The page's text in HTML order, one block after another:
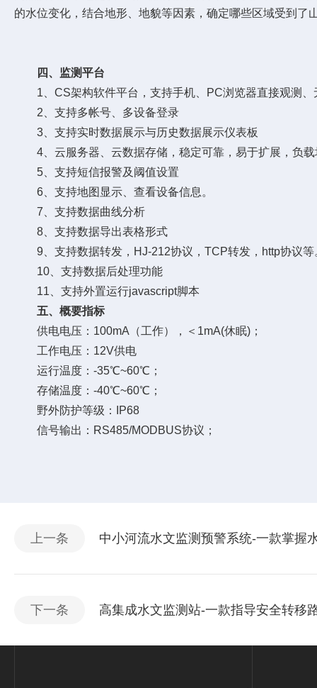
的水位变化，结合地形、地貌等因素，确定哪些区域受到
四、监测平台
1、CS架构软件平台，支持手机、PC浏览器直接观测、
2、支持多帐号、多设备登录
3、支持实时数据展示与历史数据展示仪表板
4、云服务器、云数据存储，稳定可靠，易于扩展，负载
5、支持短信报警及阈值设置
6、支持地图显示、查看设备信息。
7、支持数据曲线分析
8、支持数据导出表格形式
9、支持数据转发，HJ-212协议，TCP转发，http协议等
10、支持数据后处理功能
11、支持外置运行javascript脚本
五、概要指标
供电电压：100mA（工作），＜1mA(休眠)；
工作电压：12V供电
运行温度：-35℃~60℃；
存储温度：-40℃~60℃；
野外防护等级：IP68
信号输出：RS485/MODBUS协议；
上一条 中小河流水文监测预警系统-一款掌握
下一条 高集成水文监测站-一款指导安全转移